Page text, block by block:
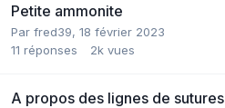
Petite ammonite
Par fred39, 18 février 2023
11 réponses 2k vues
A propos des lignes de sutures